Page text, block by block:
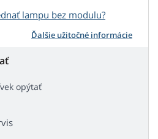
lampu bez modulu?
Ďalšie užitočné informácie
opýtať